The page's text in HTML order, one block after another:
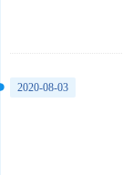
2020-08-03